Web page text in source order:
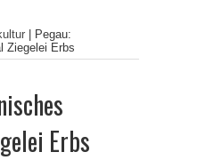
Pegau:
Ziegelei Erbs
Erbs